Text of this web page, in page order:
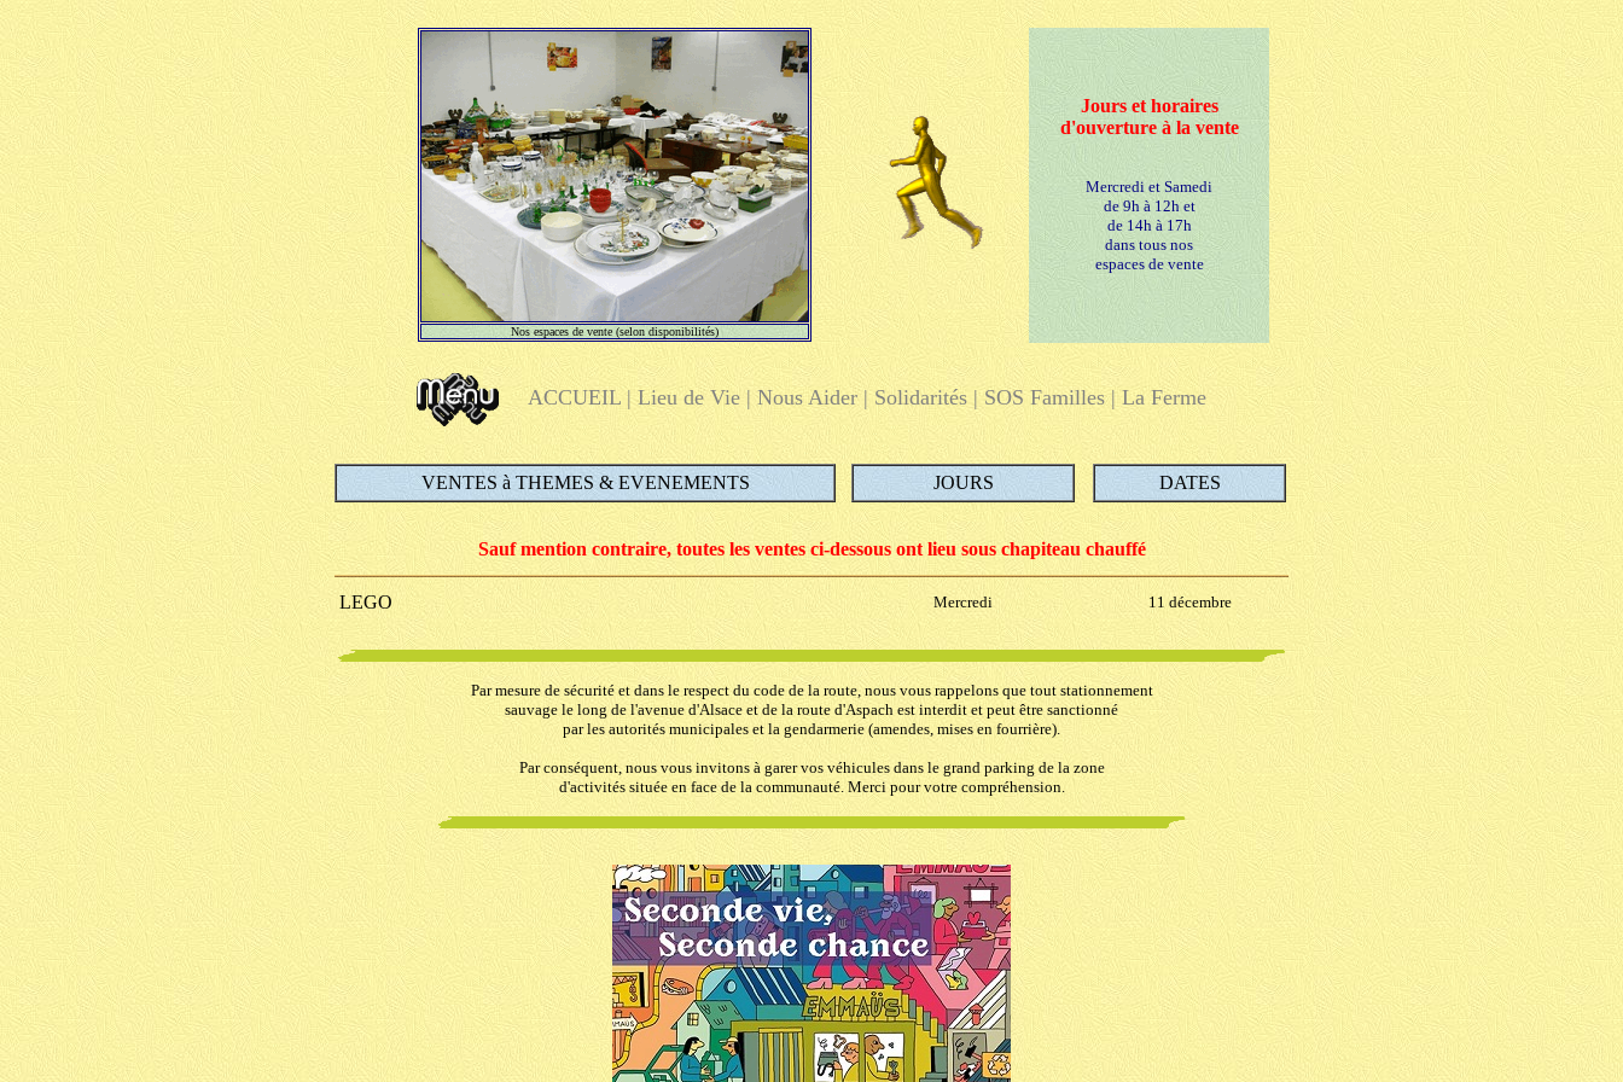
Nos espaces de vente (selon disponibilités)
Jours et horaires
d'ouverture à la vente
Mercredi et Samedi
de 9h à 12h et
de 14h à 17h
dans tous nos
espaces de vente
ACCUEIL | Lieu de Vie |Nous Aider| Solidarités | SOS Familles| La Ferme
VENTES à THEMES & EVENEMENTS JOURS DATES
Sauf mention contraire, toutes les ventes ci-dessous ont lieu sous chapiteau chauffé
LEGO Mercredi 11 décembre
Par mesure de sécurité et dans le respect du code de la route, nous vous rappelons que tout stationnement
sauvage le long de l'avenue d'Alsace et de la route d'Aspach est interdit et peut être sanctionné
par les autorités municipales et la gendarmerie (amendes, mises en fourrière).
Par conséquent, nous vous invitons à garer vos véhicules dans le grand parking de la zone
d'activités située en face de la communauté. Merci pour votre compréhension.